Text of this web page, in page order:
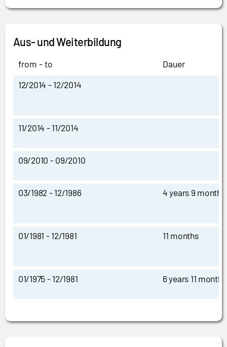
Aus- und Weiterbildung
from - to
Dauer
12/2014 - 12/2014
11/2014 - 11/2014
09/2010 - 09/2010
03/1982 - 12/1986 4 years 9 months
01/1981 - 12/1981 11 months
01/1975 - 12/1981 6 years 11 months